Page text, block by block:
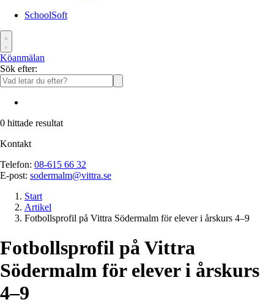
SchoolSoft
Köanmälan
Sök efter:
0 hittade resultat
Kontakt
Telefon: 08-615 66 32
E-post: sodermalm@vittra.se
Start
Artikel
Fotbollsprofil på Vittra Södermalm för elever i årskurs 4–9
Fotbollsprofil på Vittra
Södermalm för elever i årskurs
4–9